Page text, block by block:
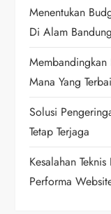
t
i
o
n
Menentukan
Di Alam Bandung
Membandingkan
Mana Yang
Solusi
Tetap Terjaga
Kesalahan
Performa